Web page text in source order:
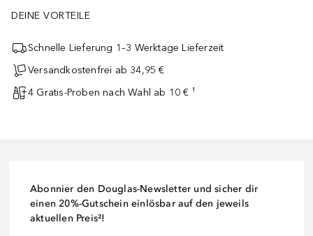
DEINE VORTEILE
Schnelle Lieferung 1–3 Werktage Lieferzeit
Versandkostenfrei ab 34,95 €
4 Gratis-Proben nach Wahl ab 10 € ¹
Abonnier den Douglas-Newsletter und sicher dir
einen 20%-Gutschein einlösbar auf den jeweils
aktuellen Preis²!